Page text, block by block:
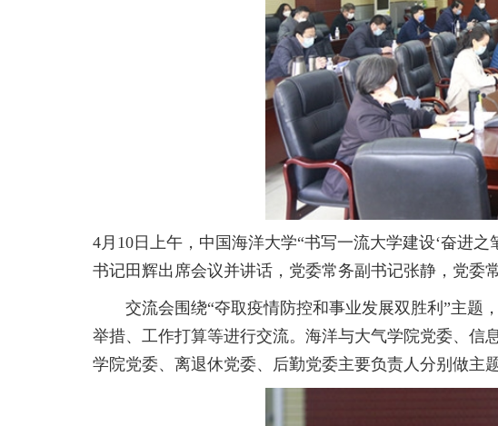
4月10日上午，中国海洋大学“书写一流大学建设‘奋进
书记田辉出席会议并讲话，党委常务副书记张静，党委
交流会围绕“夺取疫情防控和事业发展双胜利”主题
举措、工作打算等进行交流。海洋与大气学院党委、信
学院党委、离退休党委、后勤党委主要负责人分别做主题